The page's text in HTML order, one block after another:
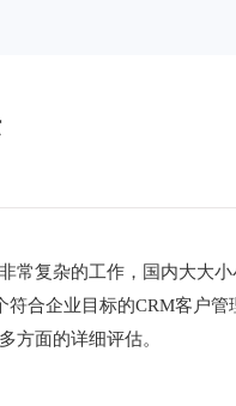
常复杂的工作，国内大大
合企业目标的CRM客户
方面的详细评估。